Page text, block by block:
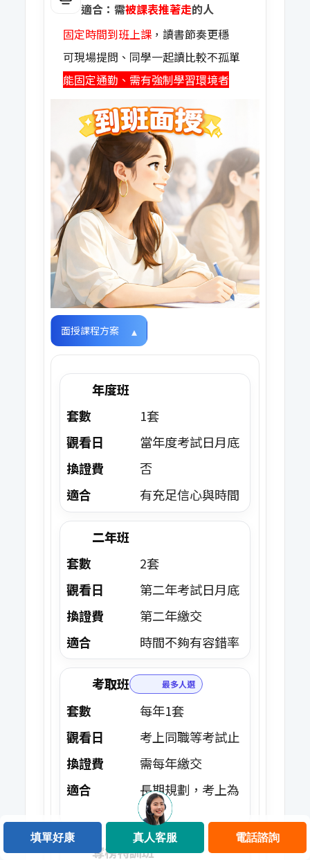
適合：需被課表推著走的人
固定時間到班上課 ，讀書節奏更穩
可現場提問、同學一起讀比較不孤單
能固定通勤、需有強制學習環境者
面授課程方案
年度班
套數
1套
觀看日
當年度考試日月底
換證費
否
適合
有充足信心與時間
二年班
套數
2套
觀看日
第二年考試日月底
換證費
第二年繳交
適合
時間不夠有容錯率
考取班 最多人選
套數
每年1套
觀看日
考上同職等考試止
換證費
需每年繳交
適合
長期規劃，考上為
止
奪榜特訓班
填單好康 真人客服 電話諮詢